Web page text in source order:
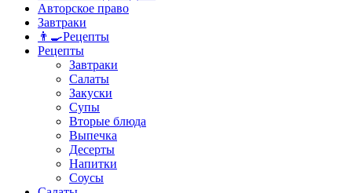
Авторское право
Завтраки
👨‍🍳Рецепты
Рецепты
Завтраки
Салаты
Закуски
Супы
Вторые блюда
Выпечка
Десерты
Напитки
Соусы